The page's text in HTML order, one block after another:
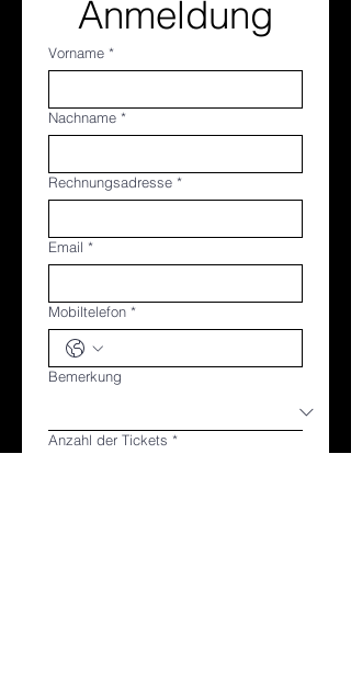
Anmeldung
Vorname *
Nachname *
Rechnungsadresse *
Email *
Mobiltelefon *
Bemerkung
Anzahl der Tickets *